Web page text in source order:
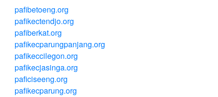
pafibetoeng.org
pafikectendjo.org
pafiberkat.org
pafikecparungpanjang.org
pafikeccilegon.org
pafikecjasinga.org
paficiseeng.org
pafikecparung.org